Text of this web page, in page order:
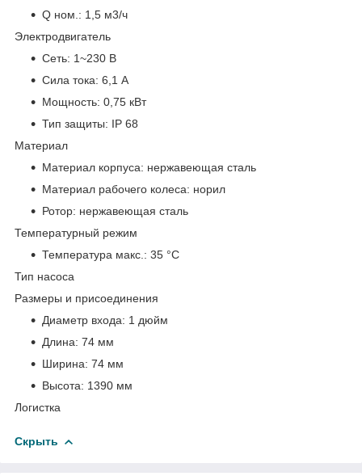
Q ном.: 1,5 м3/ч
Электродвигатель
Сеть: 1~230 В
Сила тока: 6,1 А
Мощность: 0,75 кВт
Тип защиты: IP 68
Материал
Материал корпуса: нержавеющая сталь
Материал рабочего колеса: норил
Ротор: нержавеющая сталь
Температурный режим
Температура макс.: 35 °С
Тип насоса
Размеры и присоединения
Диаметр входа: 1 дюйм
Длина: 74 мм
Ширина: 74 мм
Высота: 1390 мм
Логистка
Скрыть